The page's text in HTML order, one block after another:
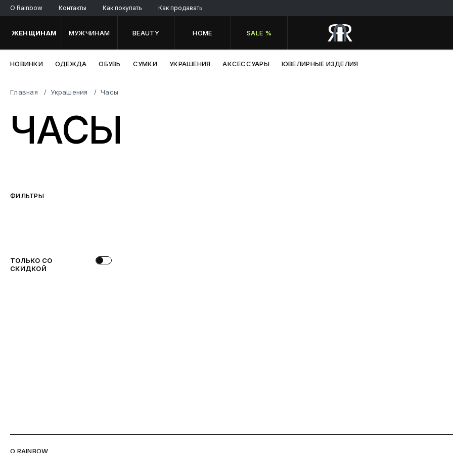
O Rainbow Контакты Как покупать Как продавать
ЖЕНЩИНАМ МУЖЧИНАМ BEAUTY HOME SALE %
НОВИНКИ ОДЕЖДА ОБУВЬ СУМКИ УКРАШЕНИЯ АКСЕССУАРЫ ЮВЕЛИРНЫЕ ИЗДЕЛИЯ
Главная Украшения Часы
ЧАСЫ
ФИЛЬТРЫ
ТОЛЬКО СО
СКИДКОЙ
O RAINBOW